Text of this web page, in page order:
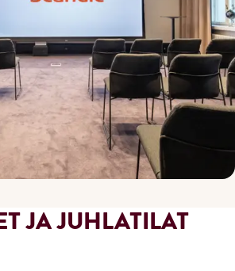
JA JUHLATILAT